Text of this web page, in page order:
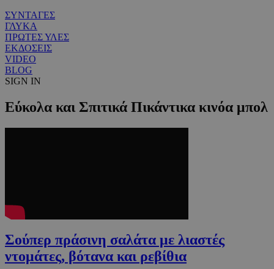
ΣΥΝΤΑΓΕΣ
ΓΛΥΚΑ
ΠΡΩΤΕΣ ΥΛΕΣ
ΕΚΔΟΣΕΙΣ
VIDEO
BLOG
SIGN IN
Εύκολα και Σπιτικά Πικάντικα κινόα μπολ
Σούπερ πράσινη σαλάτα με λιαστές
ντομάτες, βότανα και ρεβίθια